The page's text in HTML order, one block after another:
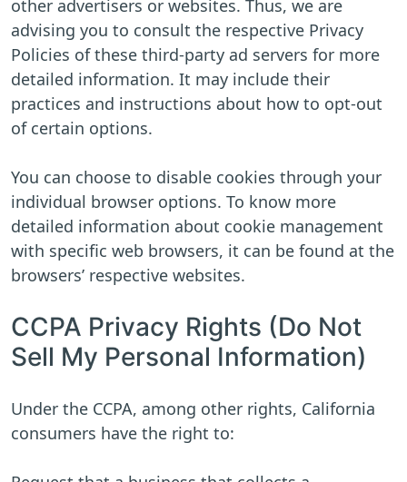
other advertisers or websites. Thus, we are
advising you to consult the respective Privacy
Policies of these third-party ad servers for more
detailed information. It may include their
practices and instructions about how to opt-out
of certain options.
You can choose to disable cookies through your
individual browser options. To know more
detailed information about cookie management
with specific web browsers, it can be found at the
browsers’ respective websites.
CCPA Privacy Rights (Do Not
Sell My Personal Information)
Under the CCPA, among other rights, California
consumers have the right to: